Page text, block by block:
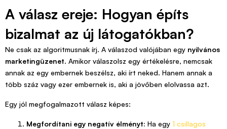
A válasz ereje: Hogyan építs
bizalmat az új látogatókban?
Ne csak az algoritmusnak írj. A válaszod valójában egy nyilvános
marketingüzenet. Amikor válaszolsz egy értékelésre, nemcsak
annak az egy embernek beszélsz, aki írt neked. Hanem annak a
több száz vagy ezer embernek is, aki a jövőben elolvassa azt.
Egy jól megfogalmazott válasz képes:
Megfordítani egy negatív élményt: Ha egy 1 csillagos